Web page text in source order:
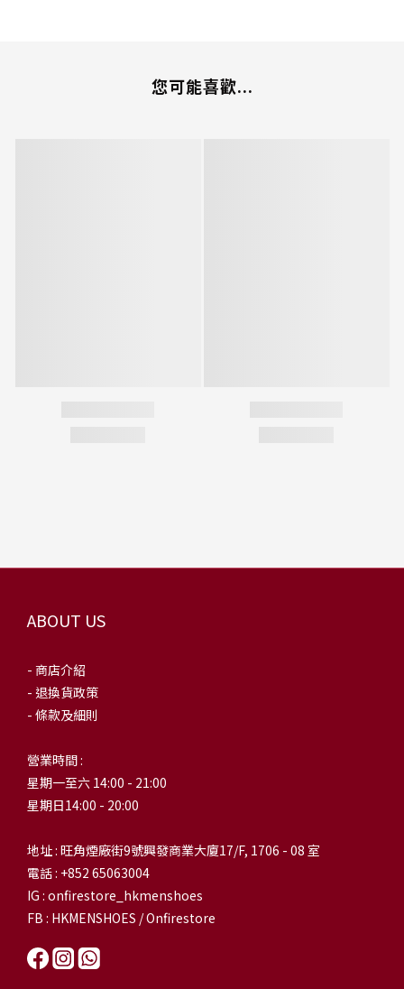
您可能喜歡...
ABOUT US
- 商店介紹
- 退換貨政策
- 條款及細則
營業時間 :
星期一至六 14:00 - 21:00
星期日14:00 - 20:00
地址 : 旺角煙廠街9號興發商業大廈17/F, 1706 - 08 室
電話 : +852 65063004
IG : onfirestore_hkmenshoes
FB : HKMENSHOES / Onfirestore